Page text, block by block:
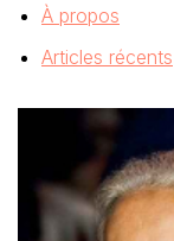
À propos
Articles récents